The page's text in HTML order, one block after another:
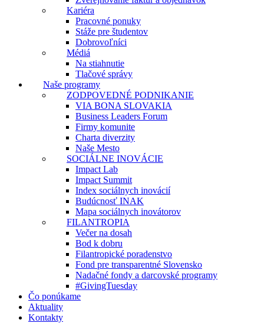
Kariéra
Pracovné ponuky
Stáže pre študentov
Dobrovoľníci
Médiá
Na stiahnutie
Tlačové správy
Naše programy
ZODPOVEDNÉ PODNIKANIE
VIA BONA SLOVAKIA
Business Leaders Forum
Firmy komunite
Charta diverzity
Naše Mesto
SOCIÁLNE INOVÁCIE
Impact Lab
Impact Summit
Index sociálnych inovácií
Budúcnosť INAK
Mapa sociálnych inovátorov
FILANTROPIA
Večer na dosah
Bod k dobru
Filantropické poradenstvo
Fond pre transparentné Slovensko
Nadačné fondy a darcovské programy
#GivingTuesday
Čo ponúkame
Aktuality
Kontakty